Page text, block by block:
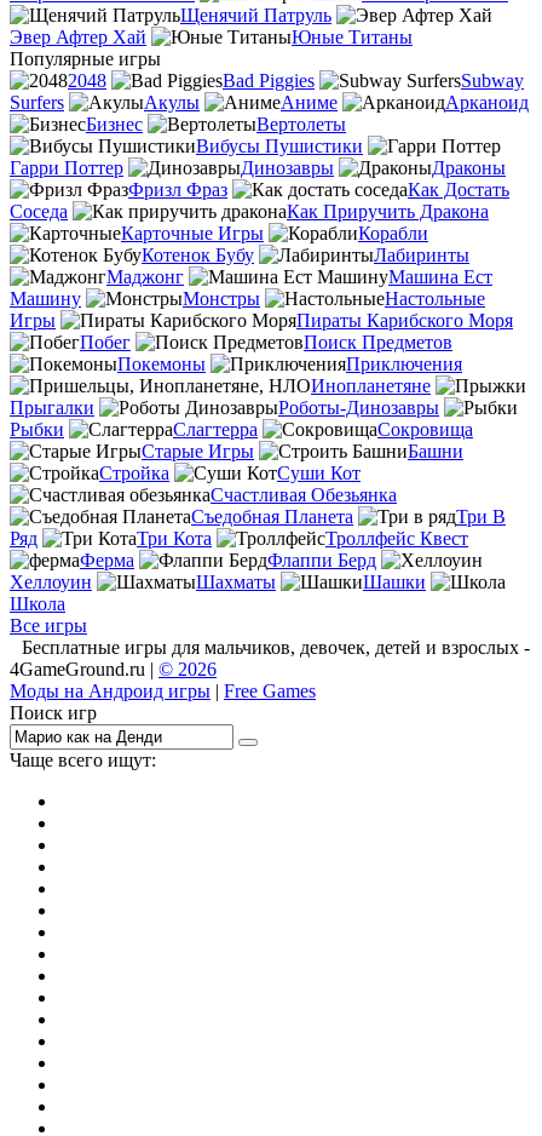
Щенячий Патруль
Эвер Афтер Хай
Юные Титаны
Популярные игры
2048
Bad Piggies
Subway
Surfers
Акулы Аниме
Арканоид
Бизнес
Вертолеты
Вибусы Пушистики
Гарри Поттер
Динозавры
Драконы
Фризл Фраз
Как Достать
Соседа
Как Приручить Дракона
Карточные Игры
Корабли
Котенок Бубу
Лабиринты
Маджонг
Машина Ест
Машину
Монстры
Настольные
Игры
Пираты Карибского Моря
Побег
Поиск Предметов
Покемоны
Приключения
Инопланетяне
Прыгалки
Роботы-Динозавры
Рыбки
Слагтерра
Сокровища
Старые Игры
Башни
Стройка
Суши Кот
Счастливая Обезьянка
Съедобная Планета
Три В
Ряд
Три Кота
Троллфейс Квест
Ферма
Флаппи Берд
Хеллоуин
Шахматы
Шашки
Школа
Все игры
Бесплатные игры для мальчиков, девочек, детей и взрослых -
4GameGround.ru | © 2026
Моды на Андроид игры | Free Games
Поиск игр
Чаще всего ищут: